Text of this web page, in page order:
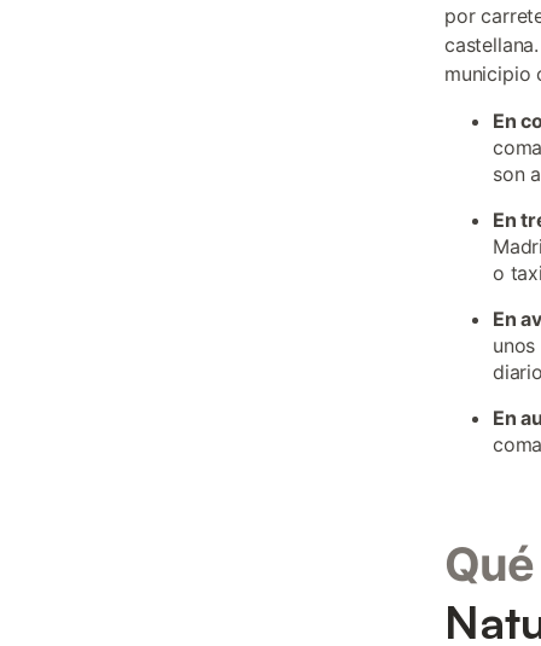
por
municipio
En
son
En
o
En
En